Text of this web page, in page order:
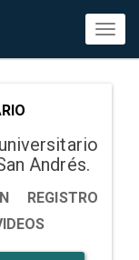
Andrés.
REGISTRO